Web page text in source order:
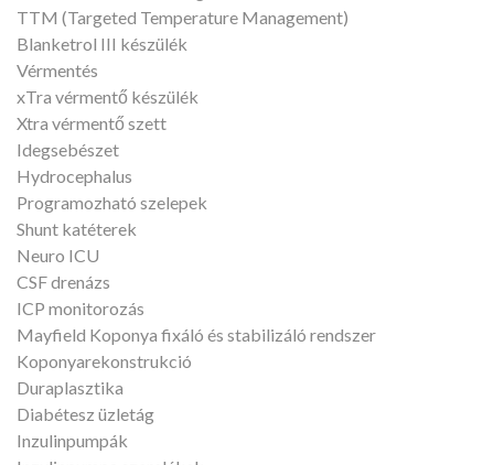
TTM (Targeted Temperature Management)
Blanketrol III készülék
Vérmentés
xTra vérmentő készülék
Xtra vérmentő szett
Idegsebészet
Hydrocephalus
Programozható szelepek
Shunt katéterek
Neuro ICU
CSF drenázs
ICP monitorozás
Mayfield Koponya fixáló és stabilizáló rendszer
Koponyarekonstrukció
Duraplasztika
Diabétesz üzletág
Inzulinpumpák